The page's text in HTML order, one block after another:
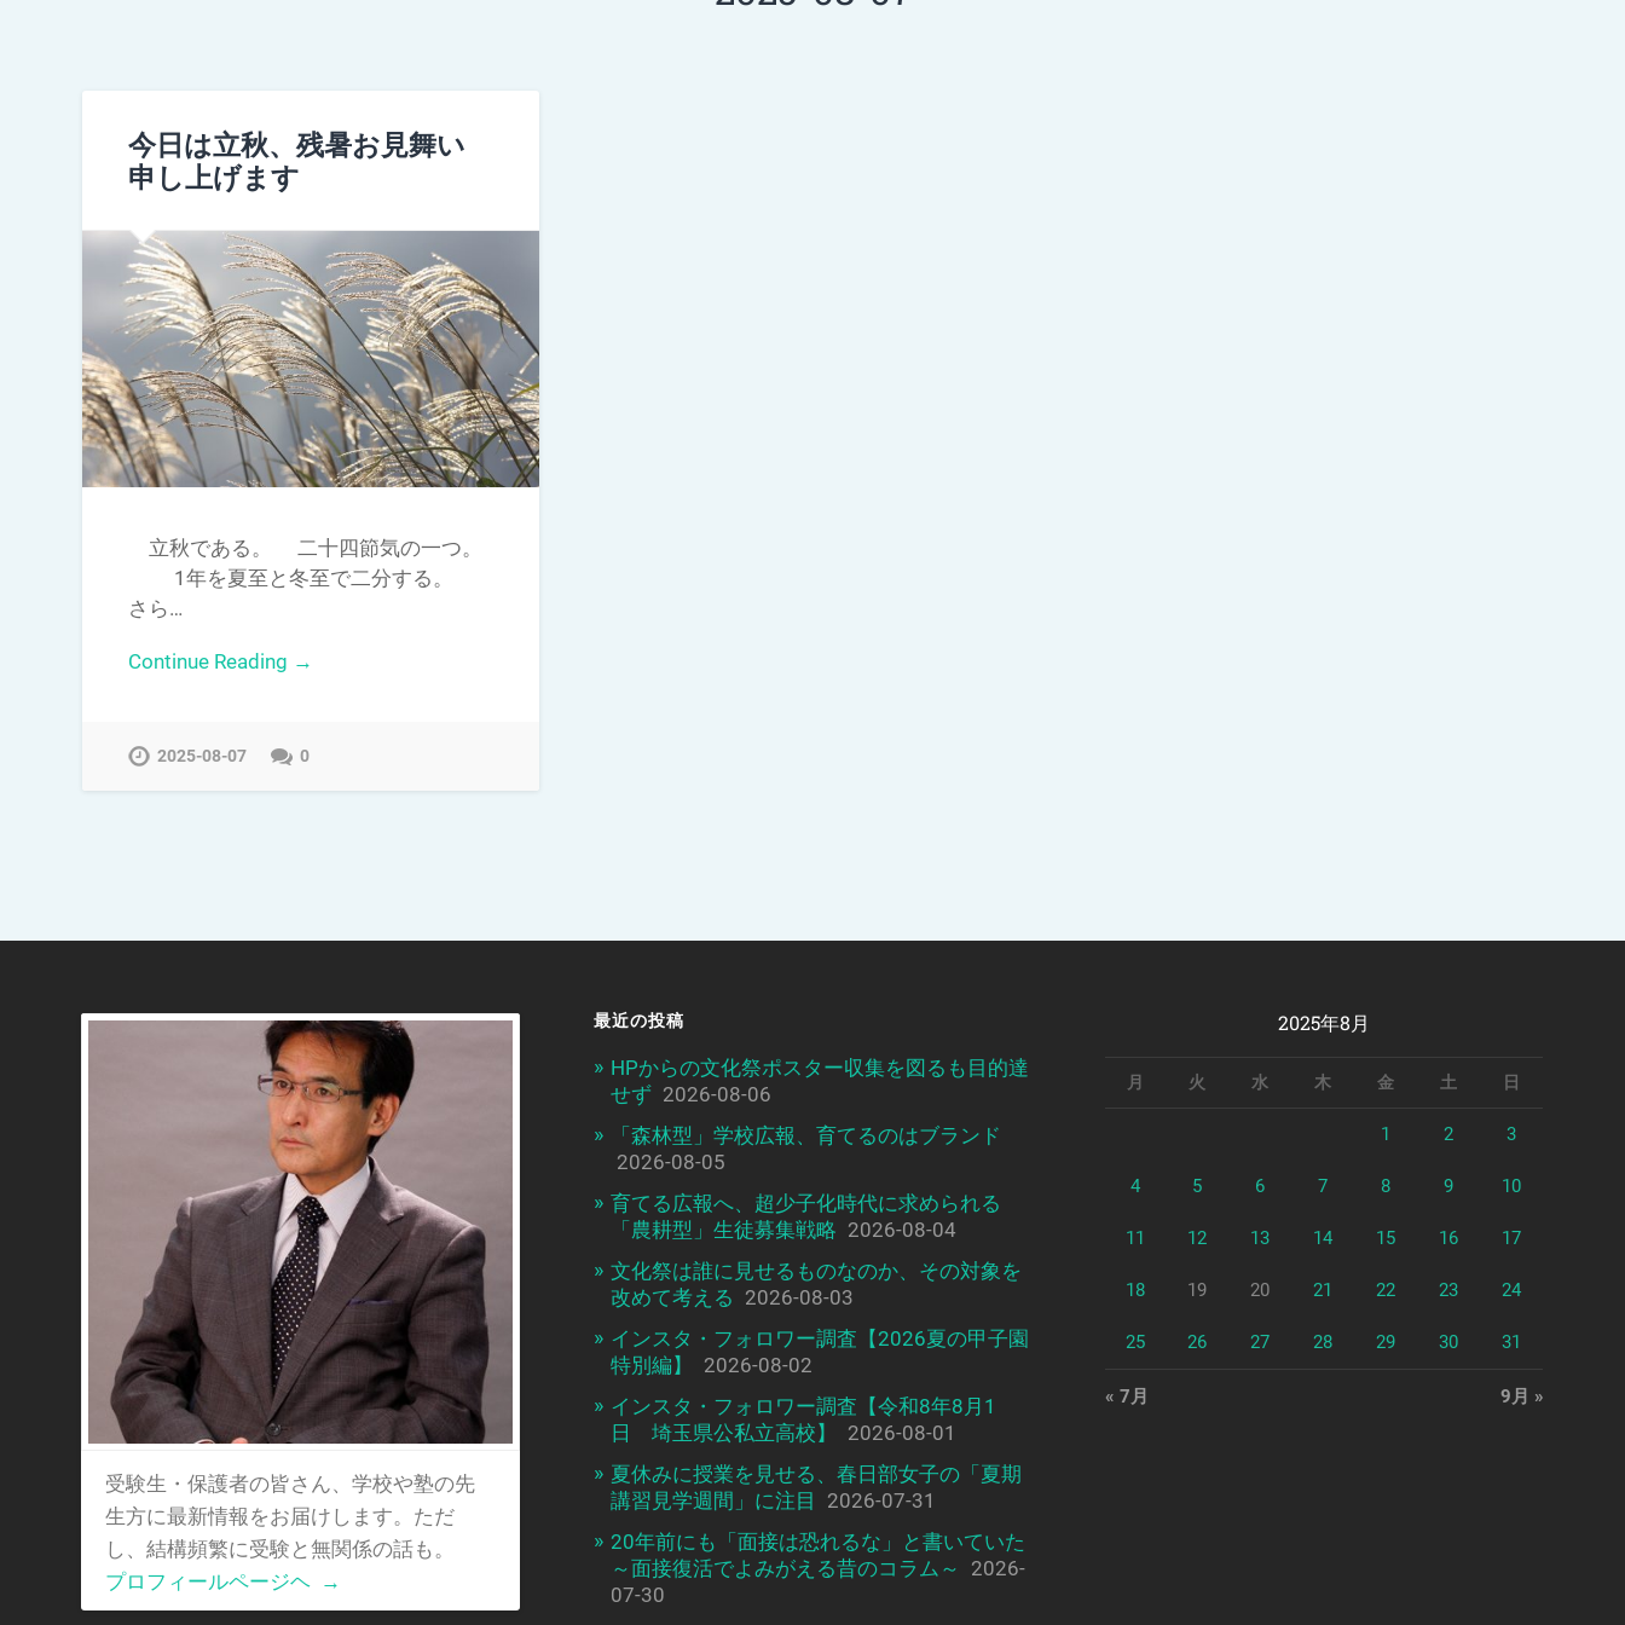
今日は立秋、残暑お見舞い
申し上げます
立秋である。 二十四節気の一つ。
1年を夏至と冬至で二分する。
さら…
Continue Reading →
2025-08-07 0
受験生・保護者の皆さん、学校や塾の先
生方に最新情報をお届けします。ただ
し、結構頻繁に受験と無関係の話も。
プロフィールページヘ →
最近の投稿
HPからの文化祭ポスター収集を図るも目的達
せず 2026-08-06
「森林型」学校広報、育てるのはブランド
2026-08-05
育てる広報へ、超少子化時代に求められる
「農耕型」生徒募集戦略 2026-08-04
文化祭は誰に見せるものなのか、その対象を
改めて考える 2026-08-03
インスタ・フォロワー調査【2026夏の甲子園
特別編】
2026-08-02
インスタ・フォロワー調査【令和8年8月1
日 埼玉県公私立高校】
2026-08-01
夏休みに授業を見せる、春日部女子の「夏期
講習見学週間」に注目
2026-07-31
20年前にも「面接は恐れるな」と書いていた
～面接復活でよみがえる昔のコラム～
2026-
07-30
2025年8月
月 火 水 木 金 土 日
1 2 3
4 5 6 7 8 9 10
11 12 13 14 15 16 17
18 19 20 21 22 23 24
25 26 27 28 29 30 31
« 7月 9月 »